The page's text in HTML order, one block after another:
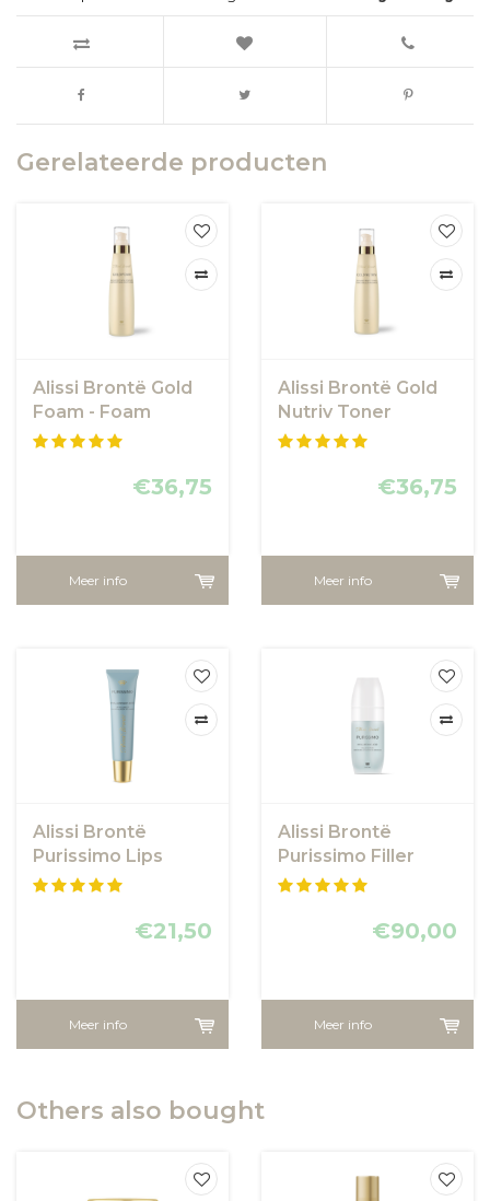
Gerelateerde producten
Alissi Brontë Gold
Foam - Foam
Gezichtsreiniging
€36,75
Meer info
Alissi Brontë Gold
Nutriv Toner
€36,75
Meer info
Alissi Brontë
Purissimo Lips
Voluminizer 15 ml
€21,50
Meer info
Alissi Brontë
Purissimo Filler
Serum
€90,00
Meer info
Others also bought